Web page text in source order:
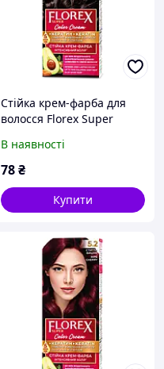
Стійка крем-фарба для
волосся Florex Super
В наявності
78₴
Купити